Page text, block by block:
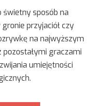
świetny sposób na
przyjaciół czy
na najwyższym
pozostałymi graczami
umiejętności